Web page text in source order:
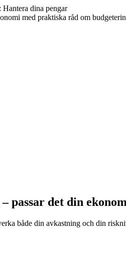
dina pengar
med praktiska råd om
passar det din
både din avkastning och din